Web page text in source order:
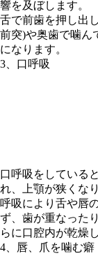
響を及ぼします。
舌で前歯を押し出
前突)や奥歯で噛ん
になります。
3、口呼吸
口呼吸をしている
れ、上顎が狭くな
呼吸により舌や唇
ず、歯が重なった
らに口腔内が乾燥
4、唇、爪を噛む癖